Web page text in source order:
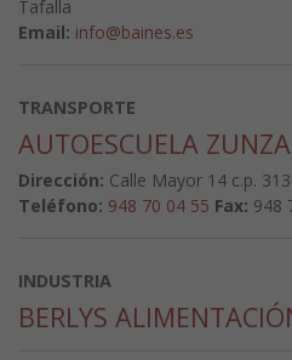
Tafalla
Email: info@baines.es
TRANSPORTE
AUTOESCUELA
Dirección: Calle Mayor 14 c.p.
Teléfono: 948 70 04 55 Fax: 948
INDUSTRIA
BERLYS